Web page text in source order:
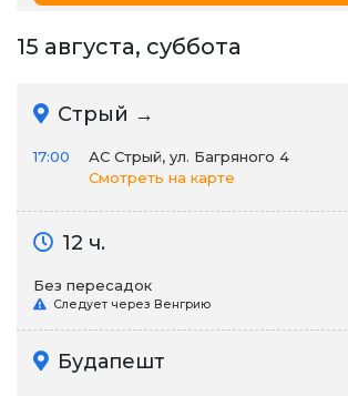
15 августа, суббота
Стрый →
17:00
АС Стрый, ул. Багряного 4
Смотреть на карте
12 ч.
Без пересадок
Следует через Венгрию
Будапешт